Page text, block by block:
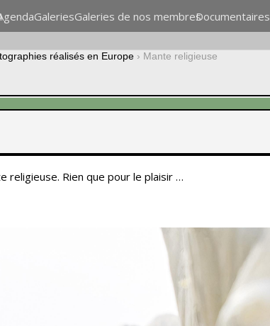
GaleriesGaleries de nos membresDocumentaires
réalisés en Europe › Mante religieuse
religieuse. Rien que pour le plaisir …